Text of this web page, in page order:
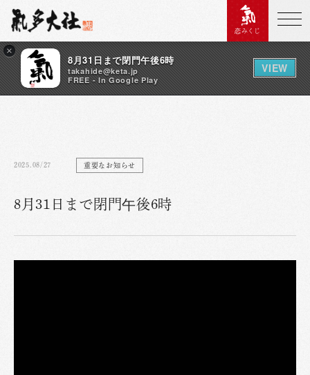
×
8月31日まで閉門午後6時
takahide@keta.jp
FREE - In Google Play
VIEW
恋みくじ
2025.08/27 重要なお知らせ
8月31日まで閉門午後6時